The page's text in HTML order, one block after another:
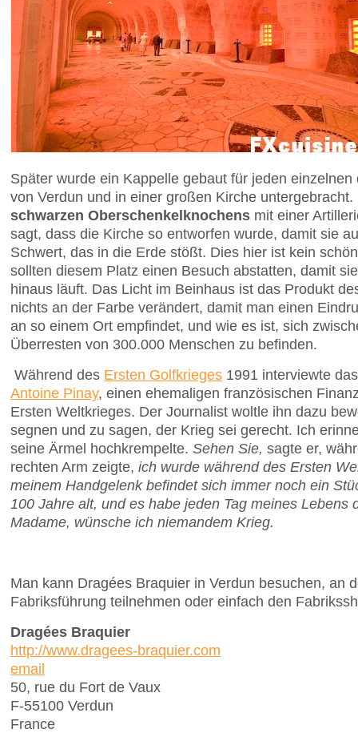
Später wurde ein Kappelle gebaut für jeden
von Verdun und in einer großen Kirche
schwarzen Oberschenkelknochens mit einer
sagt, dass die Kirche so entworfen wurde, damit sie
Schwert, das in die Erde stößt. Dies hier ist kein
sollten diesem Platz einen Besuch abstatten, damit
hinaus läuft. Das Licht im Beinhaus ist das Produkt
nichts an der Farbe verändert, damit man einen
an so einem Ort empfindet, und wie es ist, sich
Überresten von 300.000 Menschen zu befinden.
Während des Ersten Golfkrieges 1991 interviewte
Antoine Pinay, einen ehemaligen französischen
Ersten Weltkrieges. Der Journalist woltle ihn dazu
segnen und zu sagen, der Krieg sei gerecht. Ich
seine Ärmel hochkrempelte. Sehen Sie, sagte er,
rechten Arm zeigte, ich wurde während des Ersten
meinem Handgelenk befindet sich immer noch ein
100 Jahre alt, und es habe jeden Tag meines Lebens
Madame, wünsche ich niemandem Krieg.
Man kann Dragées Braquier in Verdun besuchen, an
Fabriksführung teilnehmen oder einfach den
Dragées Braquier
http://www.dragees-braquier.com
email
50, rue du Fort de Vaux
F-55100 Verdun
France